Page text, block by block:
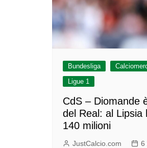
Bundesliga
Ligue 1
CdS – Diomande
del Real: al Lipsia
140 milioni
JustCalcio.com 6